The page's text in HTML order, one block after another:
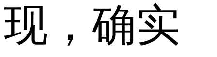
现，确实